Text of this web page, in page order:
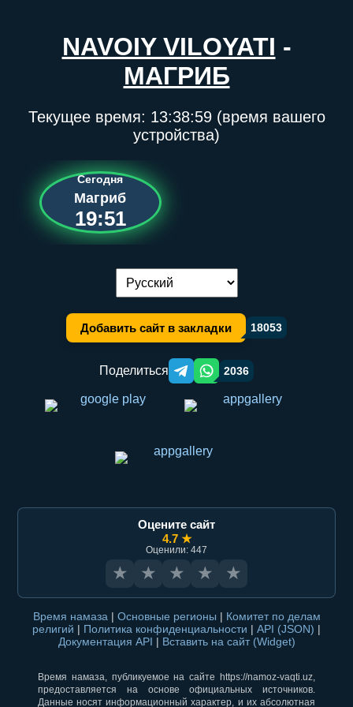
NAVOIY VILOYATI -
МАГРИБ
Текущее время: 13:38:59(время вашего
устройства)
Сегодня
Магриб
19:51
Переключение языка:
Добавить сайт в закладки 18053
Поделиться Telegram orqali ulashish
WhatsApp orqali ulashish
2036
Оцените сайт
4.7 ★
Оценили: 447
★ ★ ★ ★ ★
Время намаза | Основные регионы | Комитет по делам
религий | Политика конфиденциальности | API (JSON) |
Документация API | Вставить на сайт (Widget)
Время намаза, публикуемое на сайте https://namoz-vaqti.uz,
предоставляется на основе официальных источников.
Данные носят информационный характер, и их абсолютная